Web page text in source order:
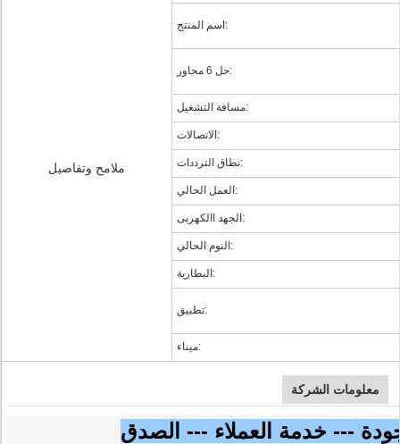
ملامح وتفاصيل
اسم المنتج:
حل 6 محاور:
مسافة التشغيل:
الاتصالات:
نطاق الترددات:
العمل الحالي:
الجهد االكهربى:
النوم الحالي:
البطارية:
تطبيق:
ميناء:
معلومات الشركة
--- خدمة العملاء --- الصدق